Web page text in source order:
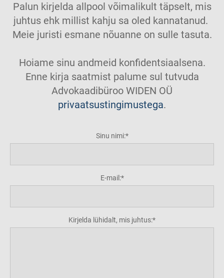
Palun kirjelda allpool võimalikult täpselt, mis
juhtus ehk millist kahju sa oled kannatanud.
Meie juristi esmane nõuanne on sulle tasuta.
Hoiame sinu andmeid konfidentsiaalsena.
Enne kirja saatmist palume sul tutvuda
Advokaadibüroo WIDEN OÜ
privaatsustingimustega.
Sinu nimi:
E-mail:
Kirjelda lühidalt, mis juhtus: